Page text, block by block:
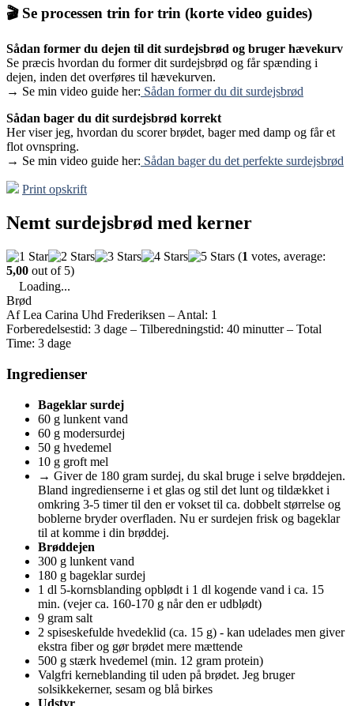
🎬 Se processen trin for trin (korte video guides)
Sådan former du dejen til dit surdejsbrød og bruger hævekurv
Se præcis hvordan du former dit surdejsbrød og får spænding i
dejen, inden det overføres til hævekurven.
→ Se min video guide her: Sådan former du dit surdejsbrød
Sådan bager du dit surdejsbrød korrekt
Her viser jeg, hvordan du scorer brødet, bager med damp og får et
flot ovnspring.
→ Se min video guide her: Sådan bager du det perfekte surdejsbrød
Print opskrift
Nemt surdejsbrød med kerner
(1 votes, average:
5,00 out of 5)
Loading...
Brød
Af Lea Carina Uhd Frederiksen – Antal: 1
Forberedelsestid: 3 dage – Tilberedningstid: 40 minutter – Total
Time: 3 dage
Ingredienser
Bageklar surdej
60 g lunkent vand
60 g modersurdej
50 g hvedemel
10 g groft mel
→ Giver de 180 gram surdej, du skal bruge i selve brøddejen.
Bland ingredienserne i et glas og stil det lunt og tildækket i
omkring 3-5 timer til den er vokset til ca. dobbelt størrelse og
boblerne bryder overfladen. Nu er surdejen frisk og bageklar
til at komme i din brøddej.
Brøddejen
300 g lunkent vand
180 g bageklar surdej
1 dl 5-kornsblanding opblødt i 1 dl kogende vand i ca. 15
min. (vejer ca. 160-170 g når den er udblødt)
9 gram salt
2 spiseskefulde hvedeklid (ca. 15 g) - kan udelades men giver
ekstra fiber og gør brødet mere mættende
500 g stærk hvedemel (min. 12 gram protein)
Valgfri kerneblanding til uden på brødet. Jeg bruger
solsikkekerner, sesam og blå birkes
Udstyr